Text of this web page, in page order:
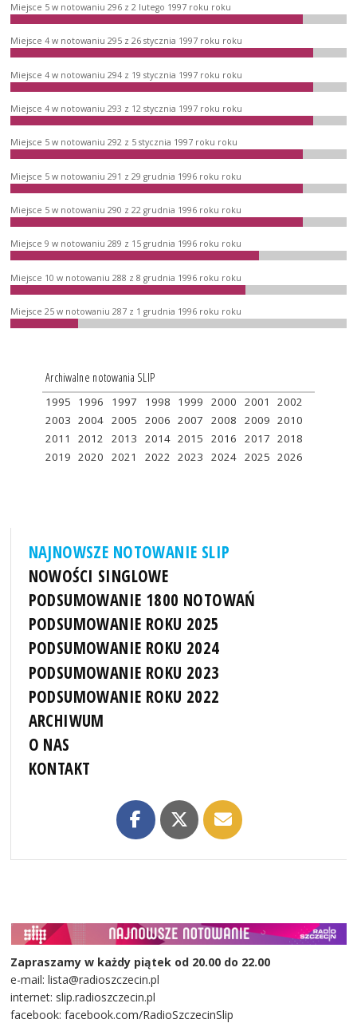
Miejsce 5 w notowaniu 296 z 2 lutego 1997 roku roku
Miejsce 4 w notowaniu 295 z 26 stycznia 1997 roku roku
Miejsce 4 w notowaniu 294 z 19 stycznia 1997 roku roku
Miejsce 4 w notowaniu 293 z 12 stycznia 1997 roku roku
Miejsce 5 w notowaniu 292 z 5 stycznia 1997 roku roku
Miejsce 5 w notowaniu 291 z 29 grudnia 1996 roku roku
Miejsce 5 w notowaniu 290 z 22 grudnia 1996 roku roku
Miejsce 9 w notowaniu 289 z 15 grudnia 1996 roku roku
Miejsce 10 w notowaniu 288 z 8 grudnia 1996 roku roku
Miejsce 25 w notowaniu 287 z 1 grudnia 1996 roku roku
Archiwalne notowania SLIP
1995 1996 1997 1998 1999 2000 2001
2002
2003 2004 2005 2006 2007 2008 2009 2010
2011
2012 2013 2014 2015 2016 2017 2018
2019 2020 2021 2022 2023 2024 2025 2026
NAJNOWSZE NOTOWANIE SLIP
NOWOŚCI SINGLOWE
PODSUMOWANIE 1800 NOTOWAŃ
PODSUMOWANIE ROKU 2025
PODSUMOWANIE ROKU 2024
PODSUMOWANIE ROKU 2023
PODSUMOWANIE ROKU 2022
ARCHIWUM
O NAS
KONTAKT
Zapraszamy w każdy piątek od 20.00 do 22.00
e-mail: lista@radioszczecin.pl
internet: slip.radioszczecin.pl
facebook: facebook.com/RadioSzczecinSlip